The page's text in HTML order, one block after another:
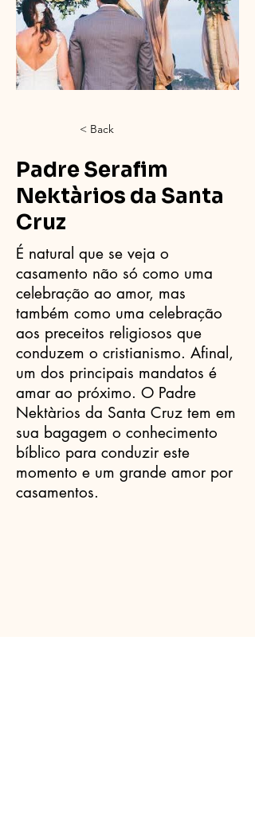
< Back
Padre Serafim
Nektàrios da Santa
Cruz
É natural que se veja o
casamento não só como uma
celebração ao amor, mas
também como uma celebração
aos preceitos religiosos que
conduzem o cristianismo. Afinal,
um dos principais mandatos é
amar ao próximo. O Padre
Nektàrios da Santa Cruz tem em
sua bagagem o conhecimento
bíblico para conduzir este
momento e um grande amor por
casamentos.